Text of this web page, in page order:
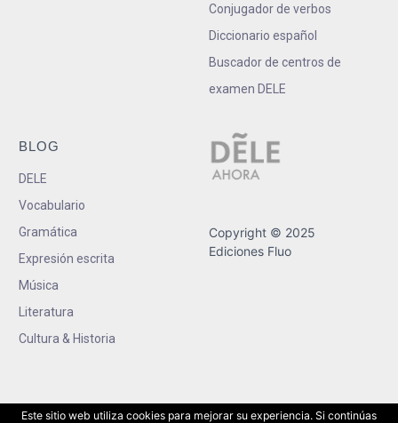
Conjugador de verbos
Diccionario español
Buscador de centros de
examen DELE
BLOG
DELE
Vocabulario
Gramática
Expresión escrita
Música
Literatura
Cultura & Historia
Copyright © 2025
Ediciones Fluo
Este sitio web utiliza cookies para mejorar su experiencia. Si continúas